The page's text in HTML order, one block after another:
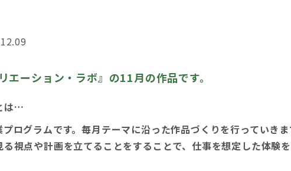
エーション・ラボ』の11月の作品です。
は…
ログラムです。毎月テーマに沿った作品づくりを行っていき
視点や計画を立てることをすることで、仕事を想定した体験を